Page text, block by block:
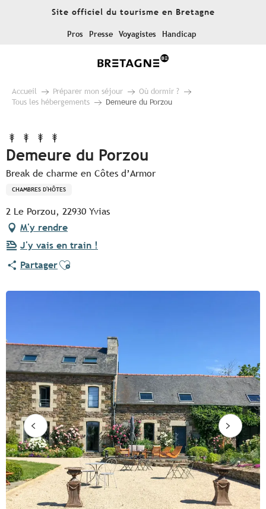
Site officiel du tourisme en Bretagne
Pros Presse Voyagistes Handicap
Accueil Préparer mon séjour
Où dormir ?
Tous les hébergements
Demeure du Porzou
Demeure du Porzou
Break de charme en Côtes d’Armor
CHAMBRES D'HÔTES
2 Le Porzou, 22930 Yvias
M'y rendre
J'y vais en train !
PartagerAjouter aux favoris